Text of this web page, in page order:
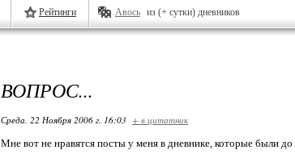
Рейтинги Авось из (+ сутки) дневников
ВОПРОС...
Среда, 22 Ноября 2006 г. 16:03 + в цитатник
Мне вот не нравятся посты у меня в дневнике, которые были